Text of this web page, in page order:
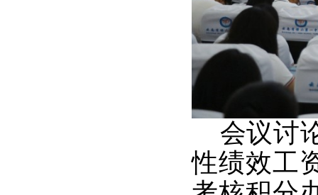
会议讨
性绩效工